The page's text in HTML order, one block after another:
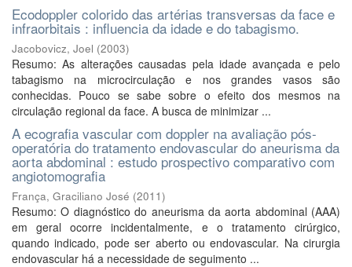
Ecodoppler colorido das artérias transversas da face e
infraorbitais : influencia da idade e do tabagismo.
Jacobovicz, Joel (2003)
Resumo: As alterações causadas pela idade avançada e pelo
tabagismo na microcirculação e nos grandes vasos são
conhecidas. Pouco se sabe sobre o efeito dos mesmos na
circulação regional da face. A busca de minimizar ...
A ecografia vascular com doppler na avaliação pós-
operatória do tratamento endovascular do aneurisma da
aorta abdominal : estudo prospectivo comparativo com
angiotomografia
França, Graciliano José (2011)
Resumo: O diagnóstico do aneurisma da aorta abdominal (AAA)
em geral ocorre incidentalmente, e o tratamento cirúrgico,
quando indicado, pode ser aberto ou endovascular. Na cirurgia
endovascular há a necessidade de seguimento ...